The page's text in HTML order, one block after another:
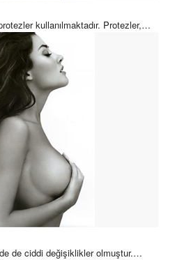
kullanılmaktadır. Protezler,…
de ciddi değişiklikler olmuştur.…